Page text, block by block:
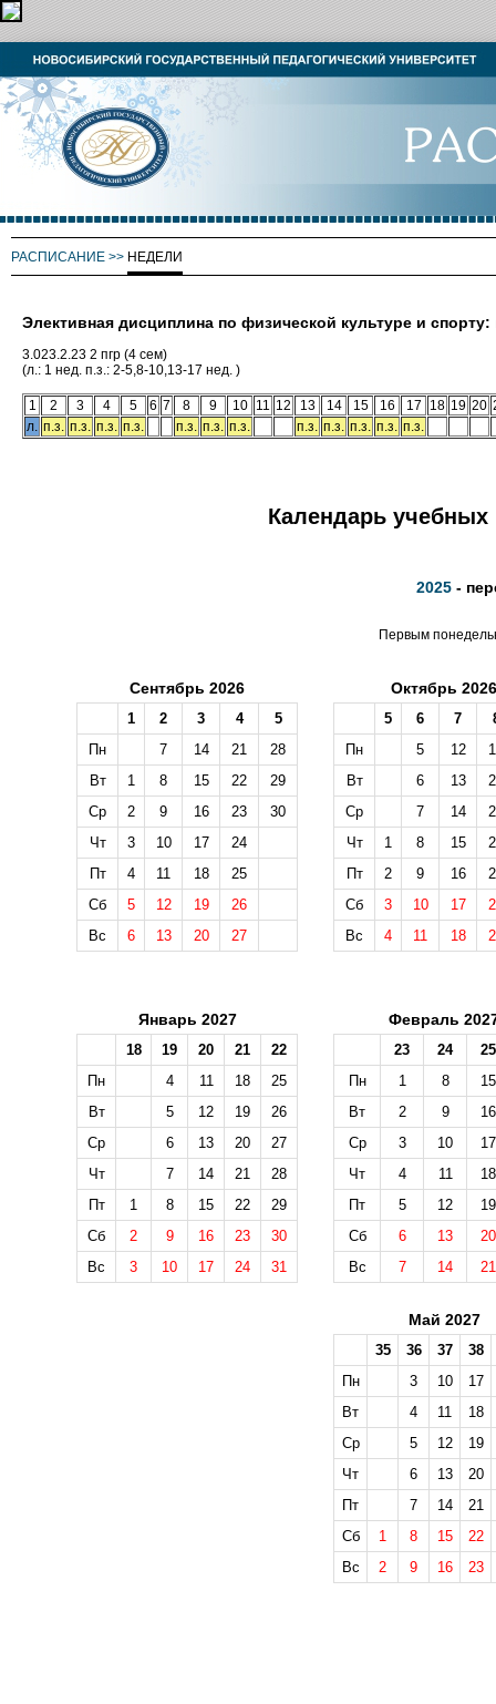
РАСПИСАНИЕ >> НЕДЕЛИ
Элективная дисциплина по физической культуре и
3.023.2.23 2 пгр (4 сем)
(л.: 1 нед. п.з.: 2-5,8-10,13-17 нед. )
1 2 3 4 5 6 7 8 9 10 11 12 13 14 15 16 17 18 19 20
л. п.з. п.з. п.з. п.з. п.з. п.з. п.з. п.з. п.з. п.з. п.з. п.з.
Календарь учебных
2025-
Первым
Сентябрь 2026
1 2 3 4
5
Пн
7 14 21
28
Вт
1 8 15 22
29
Ср
2 9 16 23
30
Чт
3 10 17
24
Пт
4 11 18
25
Сб
5 12 19
26
Вс
6 13 20 27
Октябрь 2026
5 6 7
Пн
5 12
Вт
6 13
Ср
7 14
Чт
1 8 15
Пт
2 9 16
Сб
3 10 17
Вс
4 11 18
Январь 2027
18 19 20 21
22
Пн
4 11 18
25
Вт
5 12 19
26
Ср
6 13 20
27
Чт
7 14 21
28
Пт
1 8 15 22
29
Сб
2 9 16 23
30
Вс
3 10 17 24 31
Февраль
23 24
25
Пн
1 8
15
Вт
2 9
16
Ср
3 10
17
Чт
4 11
18
Пт
5 12
19
Сб
6 13
20
Вс
7 14 21
Май 2027
35 36 37
38
Пн
3 10
17
Вт
4 11
18
Ср
5 12
19
Чт
6 13
20
Пт
7 14
21
Сб
1 8 15
22
Вс
2 9 16 23